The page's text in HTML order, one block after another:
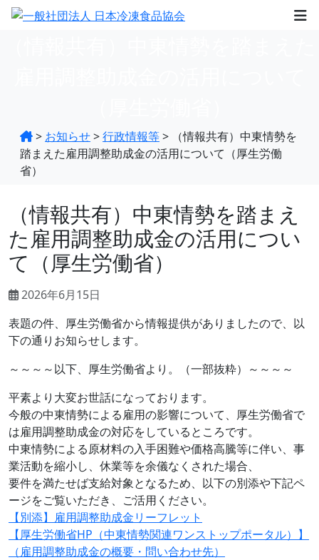
> お知らせ>行政情報等>
（情報共有）中東情勢を
踏まえた雇用調整助成金の活用について（厚生労働
省）
（情報共有）中東情勢を踏まえ
た雇用調整助成金の活用につい
て（厚生労働省）
2026年6月15日
表題の件、厚生労働省から情報提供がありましたので、以
下の通りお知らせします。
～～～～以下、厚生労働省より。（一部抜粋）～～～～
平素より大変お世話になっております。
今般の中東情勢による雇用の影響について、厚生労働省で
は雇用調整助成金の対応をしているところです。
中東情勢による原材料の入手困難や価格高騰等に伴い、事
業活動を縮小し、休業等を余儀なくされた場合、
要件を満たせば支給対象となるため、以下の別添や下記ペ
ージをご覧いただき、ご活用ください。
【別添】雇用調整助成金リーフレット
【厚生労働省HP（中東情勢関連ワンストップポータル）】
（雇用調整助成金の概要・問い合わせ先）